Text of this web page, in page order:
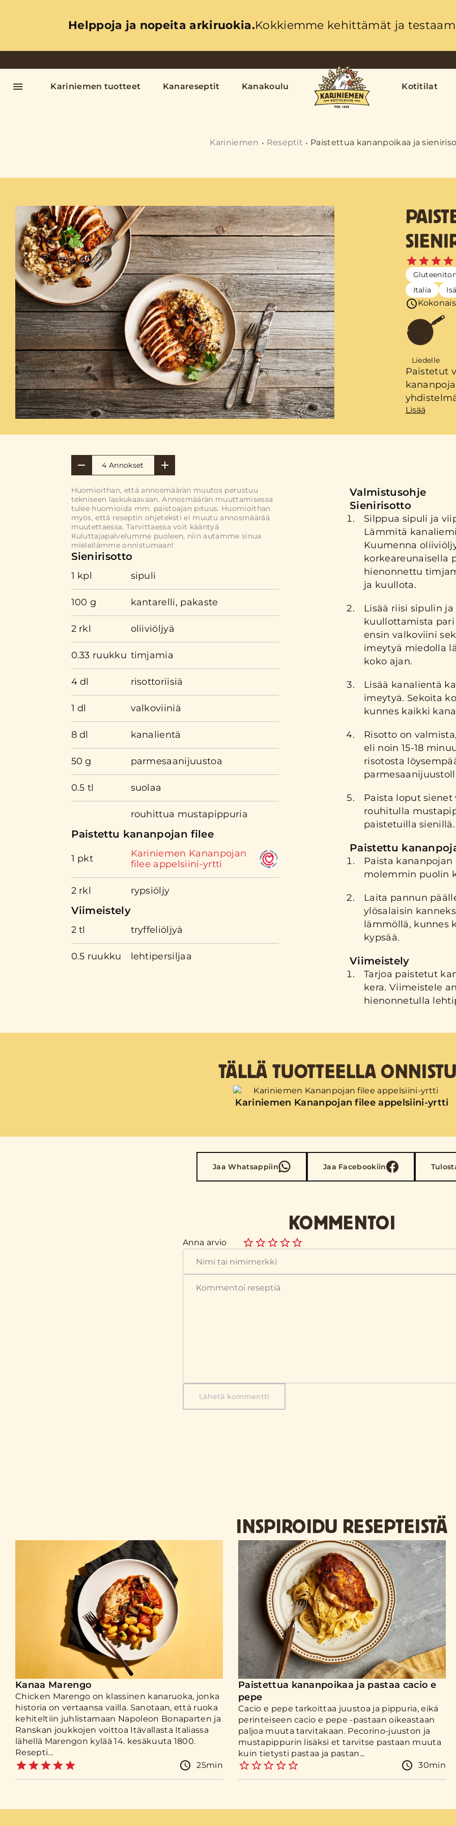
Helppoja ja nopeita arkiruokia.Kokkiemme kehittämät ja
Kariniemen tuotteet Kanareseptit Kanakoulu Kotitilat
Kariniemen Reseptit Paistettua kananpoikaa ja
Italia
Liedelle
Paistetut
ja
Lisää
4 Annokset
Huomioithan, että annosmäärän muutos perustuu
tekniseen laskukaavaan. Annosmäärän muuttamisessa
tulee huomioida mm. paistoajan pituus. Huomioithan
myös, että reseptin ohjeteksti ei muutu annosmäärää
muutettaessa. Tarvittaessa voit kääntyä
Kuluttajapalvelumme puoleen, niin autamme sinua
mielellämme onnistumaan!
Sienirisotto
1 kpl sipuli
100 g kantarelli, pakaste
2 rkl oliiviöljyä
0.33 ruukku timjamia
4 dl risottoriisiä
1 dl valkoviiniä
8 dl kanalientä
50 g parmesaanijuustoa
0.5 tl suolaa
rouhittua mustapippuria
Paistettu kananpojan filee
1 pkt
Kariniemen Kananpojan
filee appelsiini-yrtti
2 rkl rypsiöljy
Viimeistely
2 tl tryffeliöljyä
0.5 ruukku lehtipersiljaa
Valmistusohje
Sienirisotto
Silppua sipuli ja
Lämmitä
Kuumenna
korkeareunaisella
hienonnettu
ja kuullota.
Lisää riisi sipulin
kuullottamista
ensin valkoviini
imeytyä miedolla
koko ajan.
Lisää kanalientä
imeytyä. Sekoita
kunnes kaikki
Risotto on
eli noin 15-18
risotosta
Paista loput sienet
rouhitulla
paistetuilla sienillä.
Paistettu
Paista
molemmin puolin
Laita pannun
ylösalaisin
lämmöllä, kunnes
kypsää.
Viimeistely
Tarjoa paistetut
kera. Viimeistele
hienonnetulla
TÄLLÄ TUOTTEELLA
Kariniemen Kananpojan filee appelsiini-yrtti
Jaa Whatsappiin Jaa Facebookiin
KOMMENTOI
Anna arvio
Lähetä kommentti
INSPIROIDU RESEPTEISTÄ
Kanaa Marengo
Chicken Marengo on klassinen kanaruoka, jonka
historia on vertaansa vailla. Sanotaan, että ruoka
kehiteltiin juhlistamaan Napoleon Bonaparten ja
Ranskan joukkojen voittoa Itävallasta Italiassa
lähellä Marengon kylää 14. kesäkuuta 1800.
Resepti...
25min
Paistettua kananpoikaa ja pastaa cacio e
pepe
Cacio e pepe tarkoittaa juustoa ja pippuria, eikä
perinteiseen cacio e pepe -pastaan oikeastaan
paljoa muuta tarvitakaan. Pecorino-juuston ja
mustapippurin lisäksi et tarvitse pastaan muuta
kuin tietysti pastaa ja pastan...
30min